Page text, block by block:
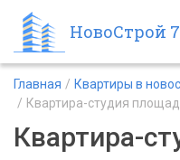
НовоСтрой
Главная Квартиры в
Квартира-студия
Квартира-